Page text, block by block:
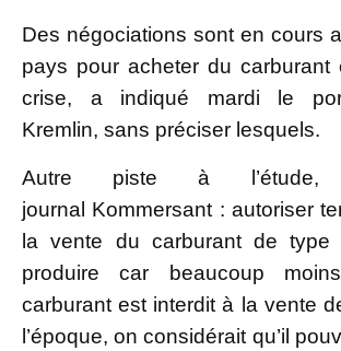
Des négociations sont en cours
pays pour acheter du carburant
crise, a indiqué mardi le
Kremlin, sans préciser lesquels.
Autre piste à
journal Kommersant : autoriser
la vente du carburant de
produire car beaucoup
carburant est interdit à la vente
l’époque, on considérait qu’il